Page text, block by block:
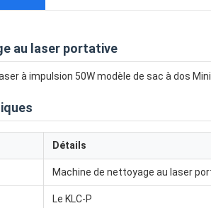
au laser portative
à impulsion 50W modèle de sac à dos
Détails
Machine de nettoyage au laser
Le KLC-P